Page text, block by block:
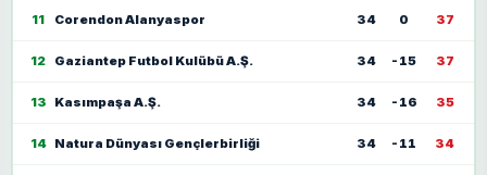
11 Corendon Alanyaspor 34 0 37
12 Gaziantep Futbol Kulübü A.Ş. 34 -15 37
13 Kasımpaşa A.Ş. 34 -16 35
14 Natura Dünyası Gençlerbirliği 34 -11 34